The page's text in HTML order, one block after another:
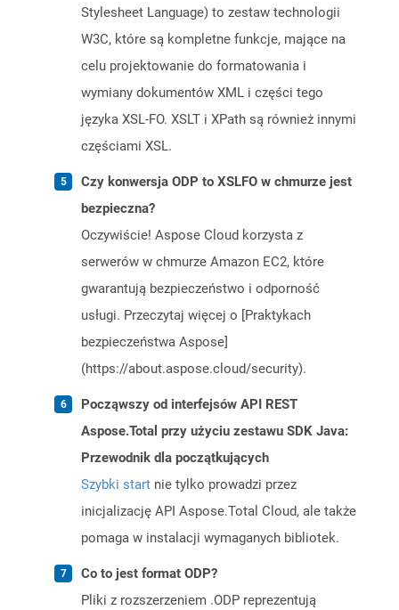
Stylesheet Language) to zestaw technologii
W3C, które są kompletne funkcje, mające na
celu projektowanie do formatowania i
wymiany dokumentów XML i części tego
języka XSL-FO. XSLT i XPath są również innymi
częściami XSL.
Czy konwersja ODP to XSLFO w chmurze jest
bezpieczna?
Oczywiście! Aspose Cloud korzysta z
serwerów w chmurze Amazon EC2, które
gwarantują bezpieczeństwo i odporność
usługi. Przeczytaj więcej o [Praktykach
bezpieczeństwa Aspose]
(https://about.aspose.cloud/security).
Począwszy od interfejsów API REST
Aspose.Total przy użyciu zestawu SDK Java:
Przewodnik dla początkujących
Szybki start nie tylko prowadzi przez
inicjalizację API Aspose.Total Cloud, ale także
pomaga w instalacji wymaganych bibliotek.
Co to jest format ODP?
Pliki z rozszerzeniem .ODP reprezentują